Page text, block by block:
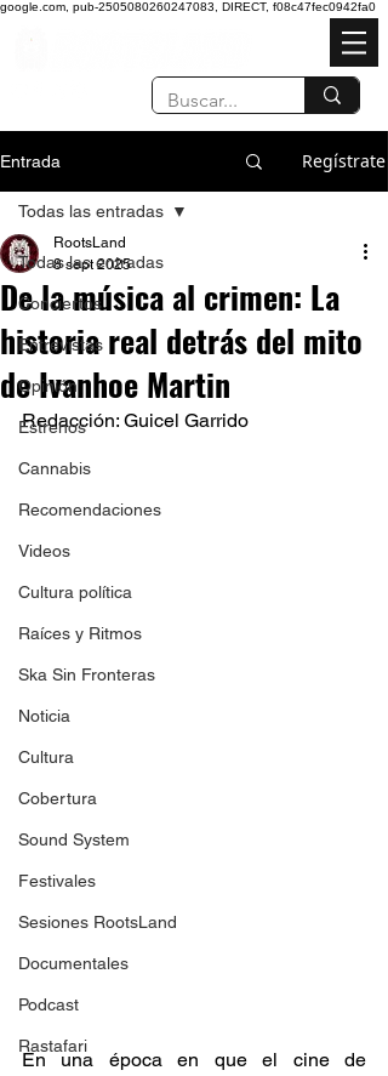
google.com, pub-2505080260247083, DIRECT, f08c47fec0942fa0
Entrada Regístrate
Todas las entradas
Conciertos
Entrevistas
Opinión
Estrenos
Cannabis
Recomendaciones
Videos
Cultura política
Raíces y Ritmos
Ska Sin Fronteras
Noticia
Cultura
Cobertura
Sound System
Festivales
Sesiones RootsLand
Documentales
Podcast
Rastafari
Todas las entradas
De la música al crimen: La
historia real detrás del mito
de Ivanhoe Martin
RootsLand
8 sept 2025
Redacción: Guicel Garrido
En una época en que el cine de